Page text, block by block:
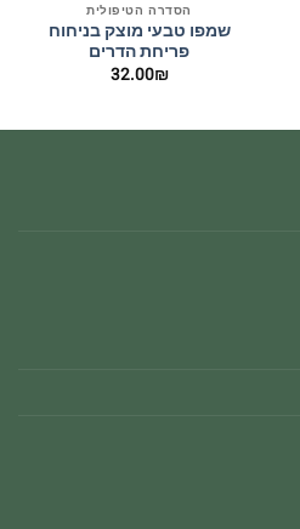
הסדרה הטיפולית
שמפו טבעי מוצק בניחוח
פריחת הדרים
32.00₪